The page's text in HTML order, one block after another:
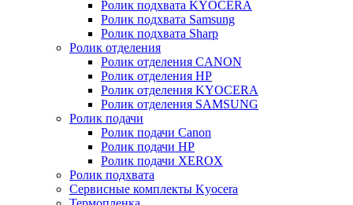
Ролик подхвата KYOCERA
Ролик подхвата Samsung
Ролик подхвата Sharp
Ролик отделения
Ролик отделения CANON
Ролик отделения HP
Ролик отделения KYOCERA
Ролик отделения SAMSUNG
Ролик подачи
Ролик подачи Canon
Ролик подачи HP
Ролик подачи XEROX
Ролик подхвата
Сервисные комплекты Kyocera